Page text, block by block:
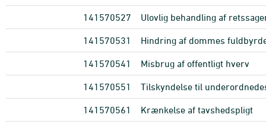
141570527 Ulovlig behandling af
141570531 Hindring af dommes
141570541 Misbrug af offentligt hverv
141570551 Tilskyndelse til
141570561 Krænkelse af tavshedspligt